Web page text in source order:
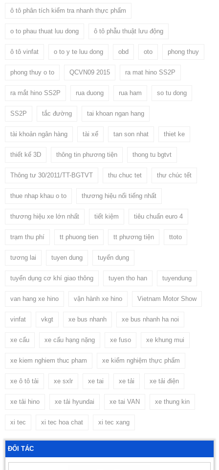
ô tô phân tích kiểm tra nhanh thực phẩm
o to phau thuat luu dong ô tô phẫu thuật lưu động
ô tô vinfat o to y te luu dong obd oto phong thuy
phong thuy o to QCVN09 2015 ra mat hino SS2P
ra mắt hino SS2P rua duong rua ham so tu dong
SS2P tắc đường tai khoan ngan hang
tài khoản ngân hàng tài xế tan son nhat thiet ke
thiết kế 3D thông tin phương tiện thong tu bgtvt
Thông tư 30/2011/TT-BGTVT thu chuc tet thư chúc tết
thue nhap khau o to thương hiệu nổi tiếng nhất
thương hiệu xe lớn nhất tiết kiệm tiêu chuẩn euro 4
trạm thu phí tt phuong tien tt phương tiện ttoto
tương lai tuyen dung tuyển dụng
tuyển dụng cơ khí giao thông tuyen tho han tuyendung
van hang xe hino vận hành xe hino Vietnam Motor Show
vinfat vkgt xe bus nhanh xe bus nhanh ha noi
xe cẩu xe cẩu hạng nặng xe fuso xe khung mui
xe kiem nghiem thuc pham xe kiểm nghiệm thực phẩm
xe ô tô tải xe sxlr xe tai xe tải xe tải điện
xe tải hino xe tải hyundai xe tai VAN xe thung kin
xi tec xi tec hoa chat xi tec xang
ĐỐI TÁC